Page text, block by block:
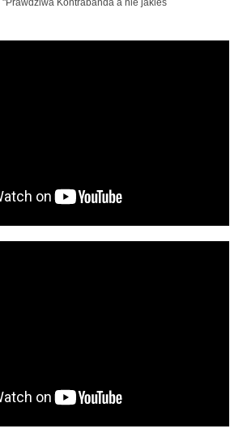
Kontrabanda a nie jakieś